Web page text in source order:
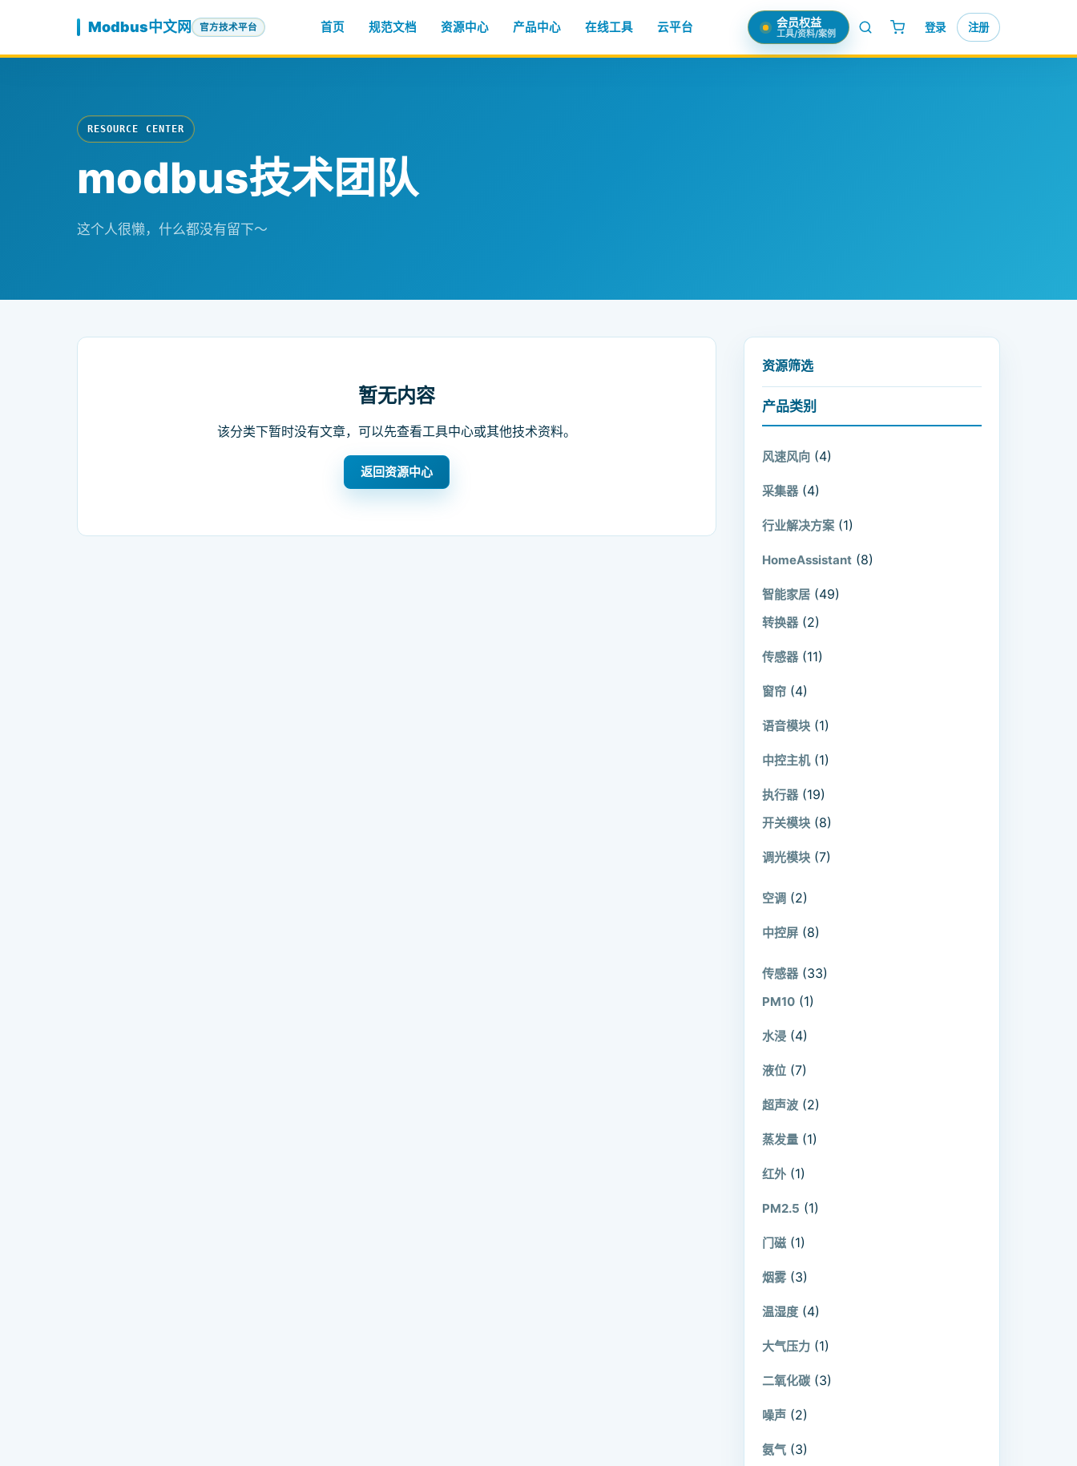
Modbus中文网 官方技术平台 首页 规范文档 资源中心 产品中心 在线工具 云平台 会员权益
工具/资料/案例 登录 注册
RESOURCE CENTER
modbus技术团队
这个人很懒，什么都没有留下～
暂无内容
该分类下暂时没有文章，可以先查看工具中心或其他技术资料。
返回资源中心
资源筛选
产品类别
风速风向 (4)
采集器 (4)
行业解决方案 (1)
HomeAssistant (8)
智能家居 (49)
转换器 (2)
传感器 (11)
窗帘 (4)
语音模块 (1)
中控主机 (1)
执行器 (19)
开关模块 (8)
调光模块 (7)
空调 (2)
中控屏 (8)
传感器 (33)
PM10 (1)
水浸 (4)
液位 (7)
超声波 (2)
蒸发量 (1)
红外 (1)
PM2.5 (1)
门磁 (1)
烟雾 (3)
温湿度 (4)
大气压力 (1)
二氧化碳 (3)
噪声 (2)
氨气 (3)